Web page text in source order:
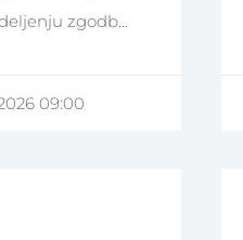
zgodb...
09:00